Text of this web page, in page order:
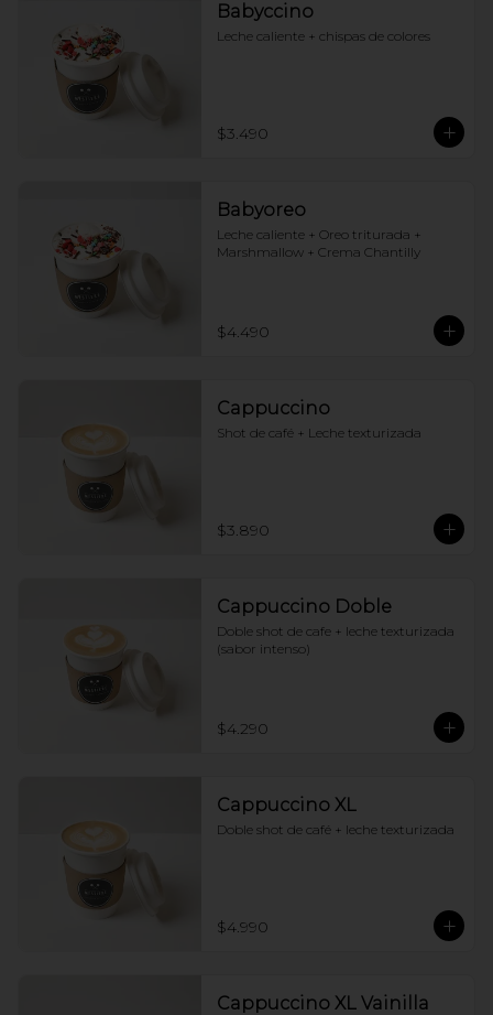
Babyccino
Leche caliente + chispas de colores
$3.490
Babyoreo
Leche caliente + Oreo triturada +
Marshmallow + Crema Chantilly
$4.490
Cappuccino
Shot de café + Leche texturizada
$3.890
Cappuccino Doble
Doble shot de cafe + leche texturizada
(sabor intenso)
$4.290
Cappuccino XL
Doble shot de café + leche texturizada
$4.990
Cappuccino XL Vainilla